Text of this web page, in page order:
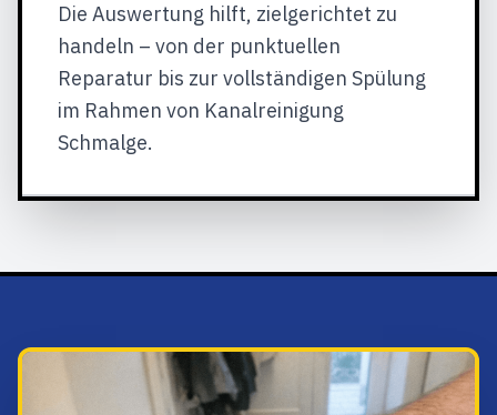
Die Auswertung hilft, zielgerichtet zu
handeln – von der punktuellen
Reparatur bis zur vollständigen Spülung
im Rahmen von Kanalreinigung
Schmalge.